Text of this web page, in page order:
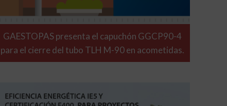
GAESTOPAS presenta el capuchón GGCP90-4
para el cierre del tubo TLH M-90 en acometidas.